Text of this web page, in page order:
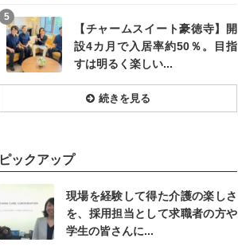
【チャームスイート豪徳寺】開
設4カ月で入居率約50％。目指
すは明るく楽しい...
5
続きを見る
ピックアップ
現場を経験して得た介護の楽しさ
を、採用担当として求職者の方や
学生の皆さんに...